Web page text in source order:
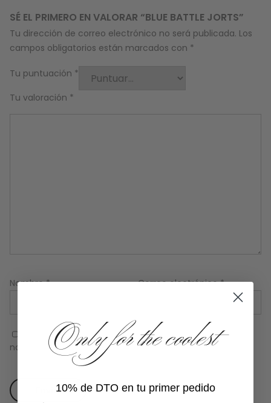
SÉ EL PRIMERO EN VALORAR “BLUE BATTLE JORTS”
Tu dirección de correo electrónico no será publicada. Los
campos obligatorios están marcados con *
Tu puntuación *
Tu valoración *
Nombre* Correo electrónico*
Guarda mi nombre, correo electrónico y web en este
navegador para la próxima vez que comente.
Only for the coolest
10% de DTO en tu primer pedido